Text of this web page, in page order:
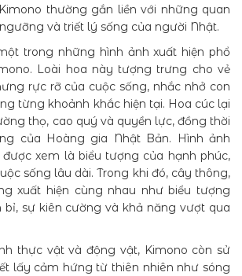
thường gắn liền với những quan
và triết lý sống của người Nhật.
trong những hình ảnh xuất hiện phổ
Loài hoa này tượng trưng cho vẻ
rực rỡ của cuộc sống, nhắc nhở con
từng khoảnh khắc hiện tại. Hoa cúc lại
thọ, cao quý và quyền lực, đồng thời
của Hoàng gia Nhật Bản. Hình ảnh
xem là biểu tượng của hạnh phúc,
sống lâu dài. Trong khi đó, cây thông,
xuất hiện cùng nhau như biểu tượng
bỉ, sự kiên cường và khả năng vượt qua
thực vật và động vật, Kimono còn sử
lấy cảm hứng từ thiên nhiên như sóng